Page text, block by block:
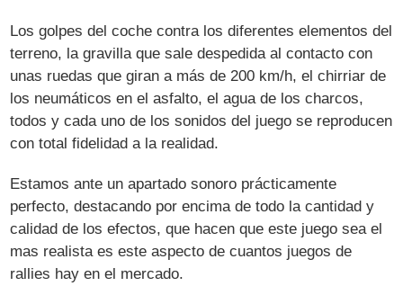
Los golpes del coche contra los diferentes elementos del
terreno, la gravilla que sale despedida al contacto con
unas ruedas que giran a más de 200 km/h, el chirriar de
los neumáticos en el asfalto, el agua de los charcos,
todos y cada uno de los sonidos del juego se reproducen
con total fidelidad a la realidad.
Estamos ante un apartado sonoro prácticamente
perfecto, destacando por encima de todo la cantidad y
calidad de los efectos, que hacen que este juego sea el
mas realista es este aspecto de cuantos juegos de
rallies hay en el mercado.